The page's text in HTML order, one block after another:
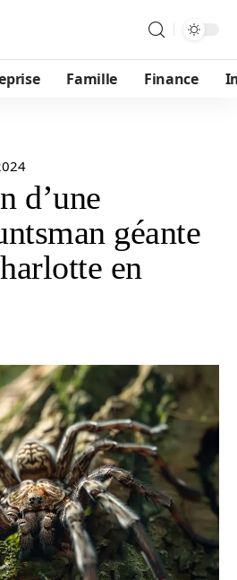
Famille Finance
d’une
géante
en